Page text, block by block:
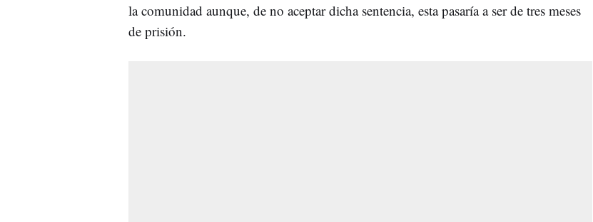
la comunidad aunque, de no aceptar dicha sentencia, esta pasaría a ser de tres meses
de prisión.